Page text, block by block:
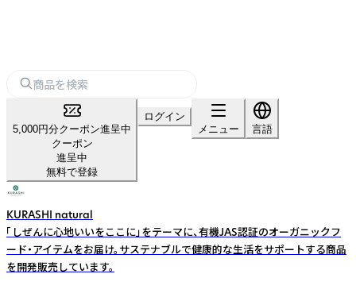
5,000円分クーポン進呈中
クーポン
進呈中
無料で登録
ログイン
メニュー
言語
KURASHI natural
「しぜんに心地いいをここに」をテーマに、有機JAS認証のオーガニックフ
ード・アイテムをお届け。サステナブルで健康的な生活をサポートする商品
を開発販売しています。